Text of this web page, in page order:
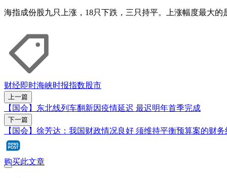
海指成份股九只上涨，18只下跌，三只持平。上涨幅度最大的
财经即时海峡时报指数股市
上一篇
【国会】东北线列车翻新因疫情延迟 最迟明年首季完成
下一篇
【国会】徐芳达：我国财政情况良好 须维持平衡预算案的财
购买此文章